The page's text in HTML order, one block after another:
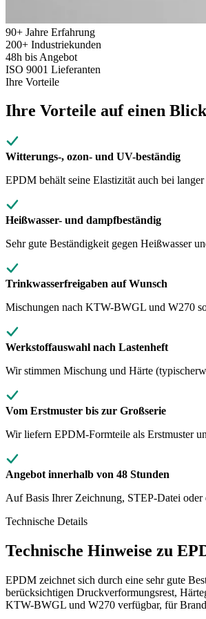
90+ Jahre Erfahrung
200+ Industriekunden
48h bis Angebot
ISO 9001 Lieferanten
Ihre Vorteile
Ihre Vorteile auf einen Blick
Witterungs-, ozon- und UV-beständig
EPDM behält seine Elastizität auch bei
Heißwasser- und dampfbeständig
Sehr gute Beständigkeit gegen Heißwasser
Trinkwasserfreigaben auf Wunsch
Mischungen nach KTW-BWGL und W270
Werkstoffauswahl nach Lastenheft
Wir stimmen Mischung und Härte
Vom Erstmuster bis zur Großserie
Wir liefern EPDM-Formteile als Erstmuster
Angebot innerhalb von 48 Stunden
Auf Basis Ihrer Zeichnung, STEP-Datei oder
Technische Details
Technische Hinweise zu
EPDM zeichnet sich durch eine sehr gute
berücksichtigen Druckverformungsrest,
KTW-BWGL und W270 verfügbar, für